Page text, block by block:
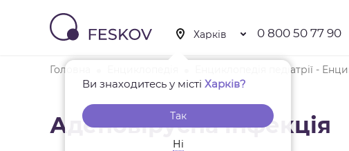
Ви знаходитесь у містіХарків?
Так
Ні
0 800 50 77 90
Головна Енциклопедія педіатрії -
Аденовірусна інфекція